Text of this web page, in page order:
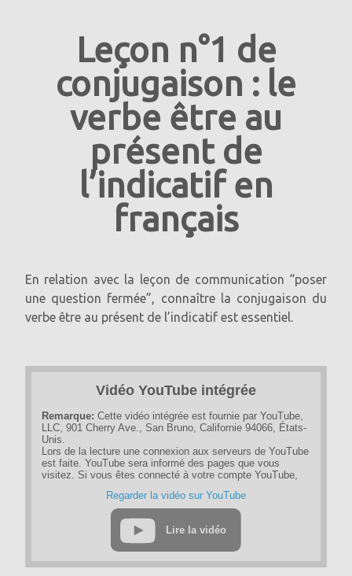
https://policies.google.com/privacy
Leçon n°1 de
conjugaison : le
verbe être au
présent de
l’indicatif en
français
En relation avec la leçon de communication “poser
une question fermée”, connaître la conjugaison du
verbe être au présent de l’indicatif est essentiel.
Vidéo YouTube intégrée
Remarque: Cette vidéo intégrée est fournie par YouTube,
LLC, 901 Cherry Ave., San Bruno, Californie 94066, États-
Unis.
Lors de la lecture une connexion aux serveurs de YouTube
est faite. YouTube sera informé des pages que vous
visitez. Si vous êtes connecté à votre compte YouTube,
personnellement. Vous pouvez éviter cela en vous
déconnectant au préalable de votre compte YouTube.
Si une vidéo YouTube est démarrée, le fournisseur utilise
des cookies qui collectent des informations sur le
Regarder la vidéo sur YouTube
Lire la vidéo